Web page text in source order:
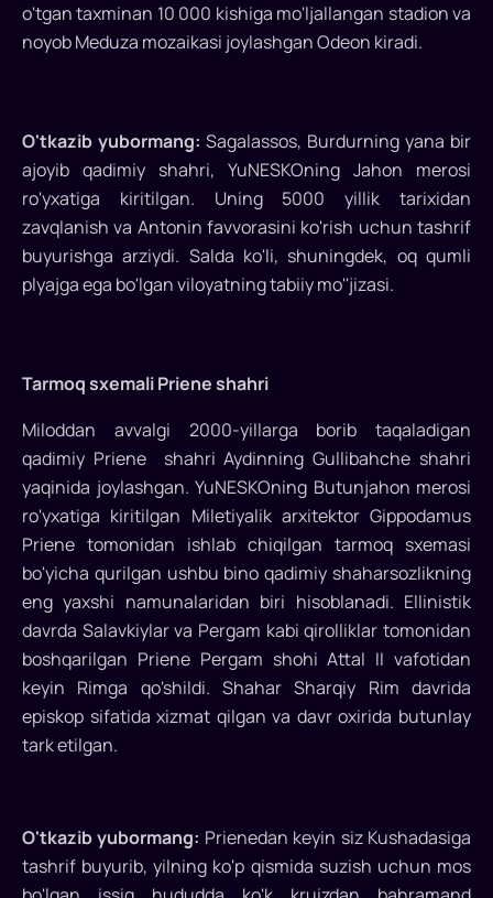
o'tgan taxminan 10 000 kishiga mo'ljallangan stadion va
noyob Meduza mozaikasi joylashgan Odeon kiradi.
O'tkazib yubormang: Sagalassos, Burdurning yana bir
ajoyib qadimiy shahri, YuNESKOning Jahon merosi
ro'yxatiga kiritilgan. Uning 5000 yillik tarixidan
zavqlanish va Antonin favvorasini ko'rish uchun tashrif
buyurishga arziydi. Salda ko'li, shuningdek, oq qumli
plyajga ega bo'lgan viloyatning tabiiy mo''jizasi.
Tarmoq sxemali Priene shahri
Miloddan avvalgi 2000-yillarga borib taqaladigan
qadimiy Priene shahri Aydinning Gullibahche shahri
yaqinida joylashgan. YuNESKOning Butunjahon merosi
ro'yxatiga kiritilgan Miletiyalik arxitektor Gippodamus
Priene tomonidan ishlab chiqilgan tarmoq sxemasi
bo'yicha qurilgan ushbu bino qadimiy shaharsozlikning
eng yaxshi namunalaridan biri hisoblanadi. Ellinistik
davrda Salavkiylar va Pergam kabi qirolliklar tomonidan
boshqarilgan Priene Pergam shohi Attal II vafotidan
keyin Rimga qo'shildi. Shahar Sharqiy Rim davrida
episkop sifatida xizmat qilgan va davr oxirida butunlay
tark etilgan.
O'tkazib yubormang: Prienedan keyin siz Kushadasiga
tashrif buyurib, yilning ko'p qismida suzish uchun mos